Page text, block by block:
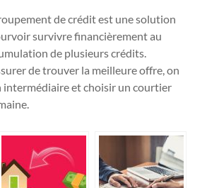
de crédit est une solution
survivre financièrement au
de plusieurs crédits.
de trouver la meilleure offre, on
intermédiaire et choisir un courtier